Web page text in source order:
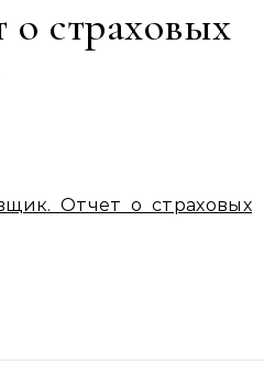
страховых
Отчет о страховых